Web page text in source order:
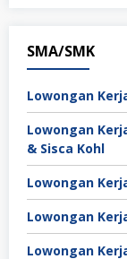
SMA/SMK
Lowongan
Lowongan
& Sisca Kohl
Lowongan
Lowongan
Lowongan